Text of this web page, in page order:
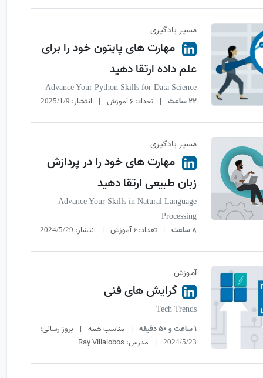
مسیـر یادگیـری
مهارت های پایتون خود را برای
علم داده ارتقا دهید
Advance Your Python Skills for Data Science
22 ساعت | تعداد:6 آموزش | انتشار: 2025/1/9
مسیـر یادگیـری
مهارت های خود را در پردازش
زبان طبیعی ارتقا دهید
Advance Your Skills in Natural Language
Processing
8 ساعت | تعداد:6 آموزش | انتشار: 2024/5/29
آمـوزش
گرایش های فنی
Tech Trends
1 ساعت و 50 دقیقه | مناسب همه | بروز رسانی:
2024/5/23
| مدرس: Ray Villalobos